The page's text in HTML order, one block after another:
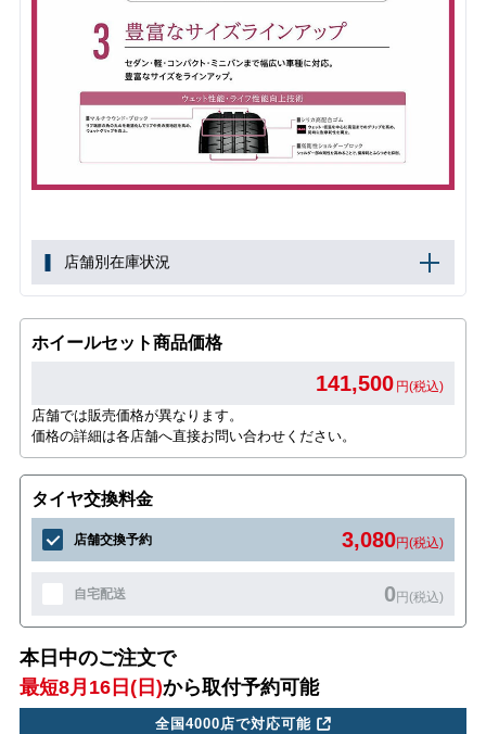
店舗別在庫状況
ホイールセット商品価格
141,500 円(税込)
店舗では販売価格が異なります。
価格の詳細は各店舗へ直接お問い合わせください。
タイヤ交換料金
店舗交換予約 3,080円(税込)
自宅配送 0円(税込)
本日中のご注文で
最短8月16日(日)から取付予約可能
全国4000店で対応可能